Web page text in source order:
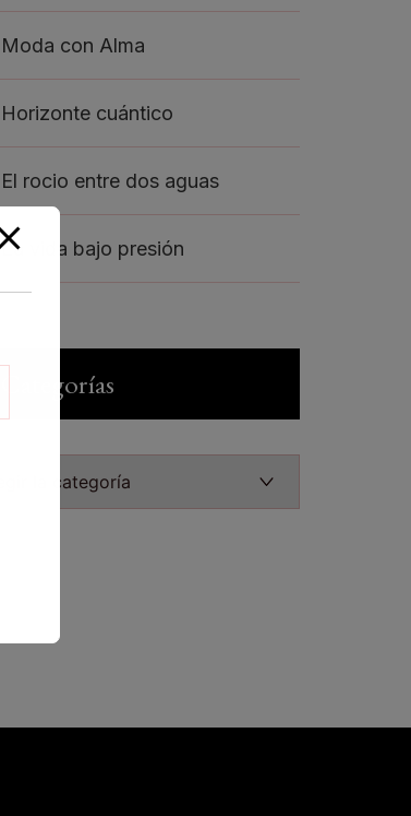
Moda con Alma
Horizonte cuántico
El rocio entre dos aguas
La vida bajo presión
Categorías